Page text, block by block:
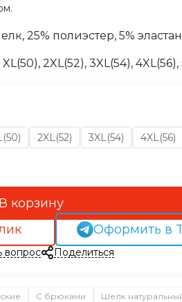
25% полиэстер, 5% эластан
2XL(52), 3XL(54),
2XL(52) 3XL(54) 4XL(56)
В корзину
Оформить в
вопрос Поделиться
С брюками Шелк